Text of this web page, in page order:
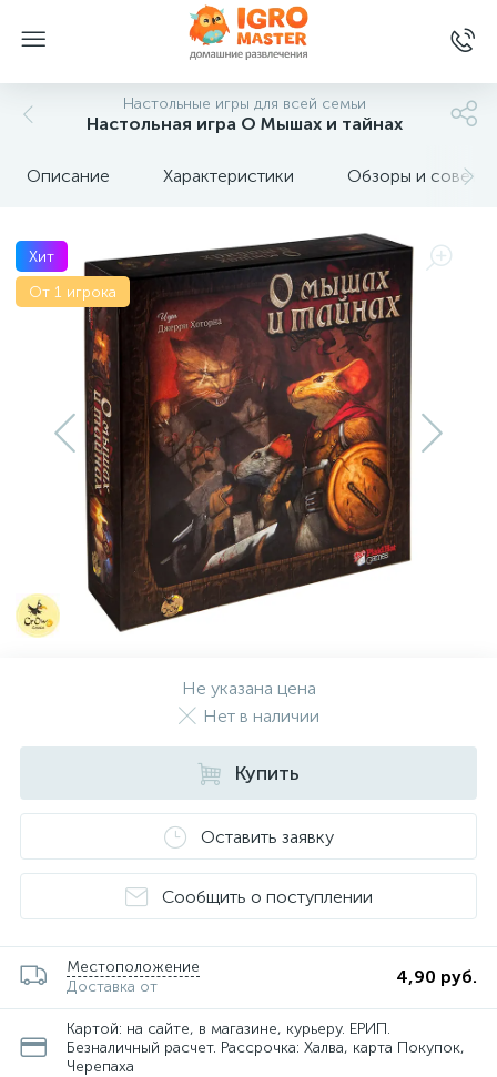
Настольные игры для всей семьи
Настольная игра О Мышах и тайнах
Описание Характеристики Обзоры и советы
Хит
От 1 игрока
Не указана цена
Нет в наличии
Купить
Оставить заявку
Сообщить о поступлении
Местоположение
Доставка от
4,90 руб.
Картой: на сайте, в магазине, курьеру. ЕРИП.
Безналичный расчет. Рассрочка: Халва, карта Покупок,
Черепаха